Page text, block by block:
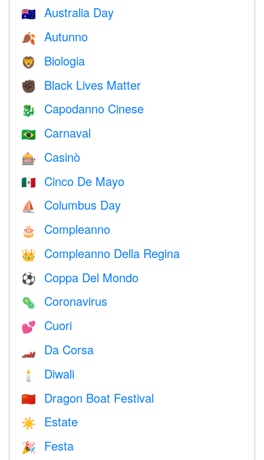
🇦🇺 Australia Day
🍂 Autunno
🦁 Biologia
✊🏿 Black Lives Matter
🐉 Capodanno Cinese
🇧🇷 Carnaval
🎰 Casinò
🇲🇽 Cinco De Mayo
⛵️ Columbus Day
🎂 Compleanno
👑 Compleanno Della Regina
⚽ Coppa Del Mondo
🦠 Coronavirus
💕 Cuori
🏎 Da Corsa
🕯 Diwali
🇨🇳 Dragon Boat Festival
☀️ Estate
🎉 Festa